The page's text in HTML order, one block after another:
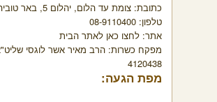
כתובת: צומת עד הלום, יהלום 5, באר טוביה
טלפון: 08-9110400
אתר: לחצו כאן לאתר הבית
מפקח כשרות:
4120438
מפת הגעה: